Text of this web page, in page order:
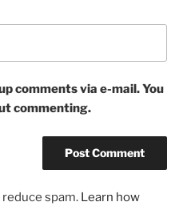
comments via e-mail. You
commenting.
spam. Learn how